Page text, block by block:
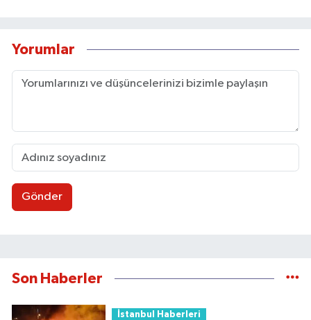
Yorumlar
Gönder
Son Haberler
İstanbul Haberleri